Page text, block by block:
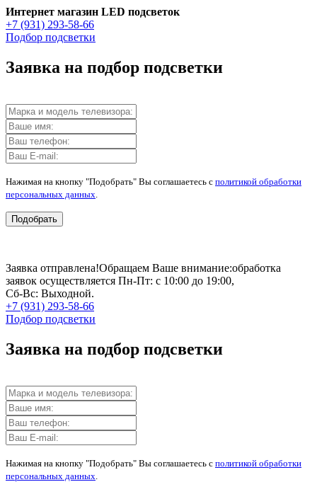
Интернет магазин LED подсветок
+7 (931) 293-58-66
Подбор подсветки
Заявка на подбор подсветки
Нажимая на кнопку "Подобрать" Вы соглашаетесь с политикой обработки
персональных данных
Подобрать
Заявка отправлена!Обращаем Ваше внимание:обработка
заявок осуществляется Пн-Пт: с 10:00 до 19:00,
Сб-Вс: Выходной.
+7 (931) 293-58-66
Подбор подсветки
Заявка на подбор подсветки
Нажимая на кнопку "Подобрать" Вы соглашаетесь с политикой обработки
персональных данных